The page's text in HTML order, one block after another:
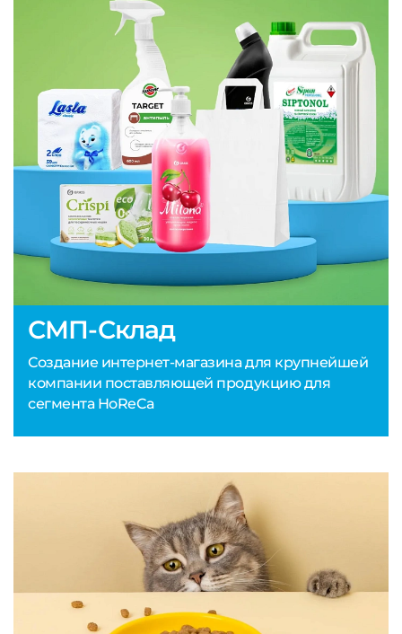
СМП-Склад
Создание интернет-магазина для крупнейшей
компании поставляющей продукцию для
сегмента HoReCa